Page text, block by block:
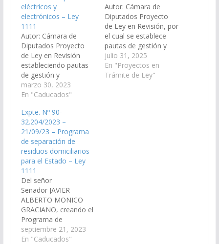
eléctricos y
electrónicos – Ley
1111
Autor: Cámara de
Diputados Proyecto
de Ley en Revisión
estableciendo pautas
de gestión y
tratamiento de
residuos de aparatos
electrónicos. (Expte. N°
91-47.292/2022, a la
Comisión de Minería,
Recursos Naturales y
Medio Ambiente). Ley
1111, de fecha
13/03/2025
PROYECTO DE LEY EL
SENADO Y LA
CÁMARA DE
DIPUTADOS…
marzo 30, 2023
En "Caducados"
Autor: Cámara de
Diputados Proyecto
de Ley en Revisión, por
el cual se establece
pautas de gestión y
tratamiento de
Residuos de Aparatos
Eléctricos y
julio 31, 2025
En "Proyectos en
Trámite de Ley"
Expte. Nº 90-
32.204/2023 –
21/09/23 – Programa
de separación de
residuos domiciliarios
para el Estado – Ley
1111
Del señor
Senador JAVIER
ALBERTO MONICO
GRACIANO, creando el
Programa de
separación de residuos
domiciliarios para el
septiembre 21, 2023
En "Caducados"